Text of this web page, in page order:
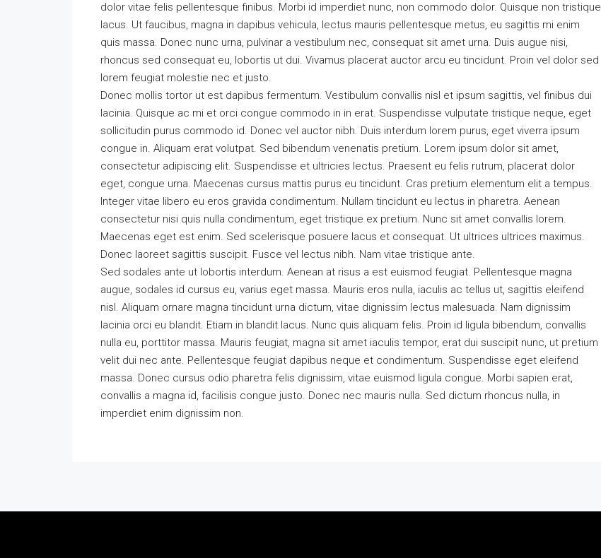
dolor vitae felis pellentesque finibus. Morbi id imperdiet nunc, non commodo dolor. Quisque non tristique
lacus. Ut faucibus, magna in dapibus vehicula, lectus mauris pellentesque metus, eu sagittis mi enim
quis massa. Donec nunc urna, pulvinar a vestibulum nec, consequat sit amet urna. Duis augue nisi,
rhoncus sed consequat eu, lobortis ut dui. Vivamus placerat auctor arcu eu tincidunt. Proin vel dolor sed
lorem feugiat molestie nec et justo.
Donec mollis tortor ut est dapibus fermentum. Vestibulum convallis nisl et ipsum sagittis, vel finibus dui
lacinia. Quisque ac mi et orci congue commodo in in erat. Suspendisse vulputate tristique neque, eget
sollicitudin purus commodo id. Donec vel auctor nibh. Duis interdum lorem purus, eget viverra ipsum
congue in. Aliquam erat volutpat. Sed bibendum venenatis pretium. Lorem ipsum dolor sit amet,
consectetur adipiscing elit. Suspendisse et ultricies lectus. Praesent eu felis rutrum, placerat dolor
eget, congue urna. Maecenas cursus mattis purus eu tincidunt. Cras pretium elementum elit a tempus.
Integer vitae libero eu eros gravida condimentum. Nullam tincidunt eu lectus in pharetra. Aenean
consectetur nisi quis nulla condimentum, eget tristique ex pretium. Nunc sit amet convallis lorem.
Maecenas eget est enim. Sed scelerisque posuere lacus et consequat. Ut ultrices ultrices maximus.
Donec laoreet sagittis suscipit. Fusce vel lectus nibh. Nam vitae tristique ante.
Sed sodales ante ut lobortis interdum. Aenean at risus a est euismod feugiat. Pellentesque magna
augue, sodales id cursus eu, varius eget massa. Mauris eros nulla, iaculis ac tellus ut, sagittis eleifend
nisl. Aliquam ornare magna tincidunt urna dictum, vitae dignissim lectus malesuada. Nam dignissim
lacinia orci eu blandit. Etiam in blandit lacus. Nunc quis aliquam felis. Proin id ligula bibendum, convallis
nulla eu, porttitor massa. Mauris feugiat, magna sit amet iaculis tempor, erat dui suscipit nunc, ut pretium
velit dui nec ante. Pellentesque feugiat dapibus neque et condimentum. Suspendisse eget eleifend
massa. Donec cursus odio pharetra felis dignissim, vitae euismod ligula congue. Morbi sapien erat,
convallis a magna id, facilisis congue justo. Donec nec mauris nulla. Sed dictum rhoncus nulla, in
imperdiet enim dignissim non.